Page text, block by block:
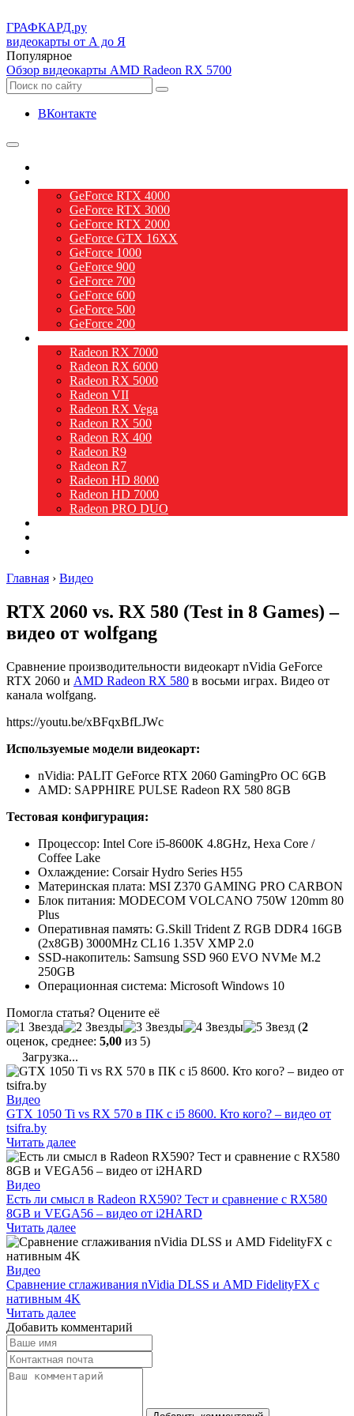
ГРАФКАРД.ру
видеокарты от А до Я
Популярное
Обзор видеокарты AMD Radeon RX 5700
ВКонтакте
GeForce RTX 4000
GeForce RTX 3000
GeForce RTX 2000
GeForce GTX 16XX
GeForce 1000
GeForce 900
GeForce 700
GeForce 600
GeForce 500
GeForce 200
Radeon RX 7000
Radeon RX 6000
Radeon RX 5000
Radeon VII
Radeon RX Vega
Radeon RX 500
Radeon RX 400
Radeon R9
Radeon R7
Radeon HD 8000
Radeon HD 7000
Radeon PRO DUO
Главная › Видео
RTX 2060 vs. RX 580 (Test in 8 Games) –
видео от wolfgang
Сравнение производительности видеокарт nVidia GeForce
RTX 2060 и AMD Radeon RX 580 в восьми играх. Видео от
канала wolfgang.
https://youtu.be/xBFqxBfLJWc
Используемые модели видеокарт:
nVidia: PALIT GeForce RTX 2060 GamingPro OC 6GB
AMD: SAPPHIRE PULSE Radeon RX 580 8GB
Тестовая конфигурация:
Процессор: Intel Core i5-8600K 4.8GHz, Hexa Core /
Coffee Lake
Охлаждение: Corsair Hydro Series H55
Материнская плата: MSI Z370 GAMING PRO CARBON
Блок питания: MODECOM VOLCANO 750W 120mm 80
Plus
Оперативная память: G.Skill Trident Z RGB DDR4 16GB
(2x8GB) 3000MHz CL16 1.35V XMP 2.0
SSD-накопитель: Samsung SSD 960 EVO NVMe M.2
250GB
Операционная система: Microsoft Windows 10
Помогла статья? Оцените её
(2
оценок, среднее: 5,00 из 5)
Загрузка...
Видео
GTX 1050 Ti vs RX 570 в ПК с i5 8600. Кто кого? – видео от
tsifra.by
Читать далее
Видео
Есть ли смысл в Radeon RX590? Тест и сравнение с RX580
8GB и VEGA56 – видео от i2HARD
Читать далее
Видео
Сравнение сглаживания nVidia DLSS и AMD FidelityFX с
нативным 4K
Читать далее
Добавить комментарий